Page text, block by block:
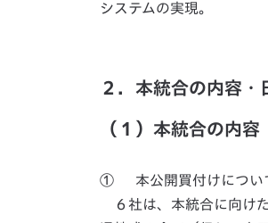
システムの実現。
２．本統合の内容・
（１）本統合の内容
① 本公開買付けについ
６社は、本統合に向け